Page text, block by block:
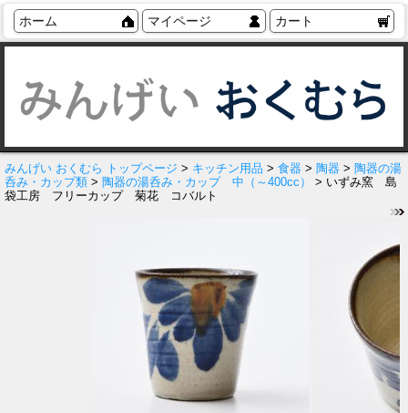
ホーム マイページ カート
みんげい おくむら トップページ > キッチン用品 > 食器 > 陶器 > 陶器の湯
呑み・カップ類 > 陶器の湯呑み・カップ 中（～400cc）
> いずみ窯 島
袋工房 フリーカップ 菊花 コバルト